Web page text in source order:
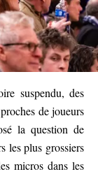
suspendu, des
de joueurs
la question de
les plus grossiers
micros dans les